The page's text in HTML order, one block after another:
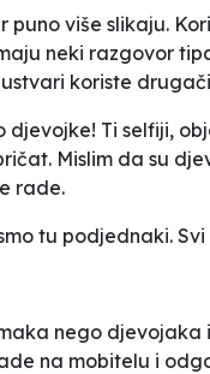
puno više slikaju.
neki razgovor
koriste
djevojke! Ti selfiji,
. Mislim da su
rade.
tu podjednaki.
nego djevojaka
na mobitelu i